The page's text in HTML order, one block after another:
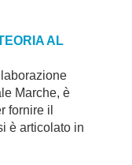
AL
Marche, è
fornire il
è articolato in